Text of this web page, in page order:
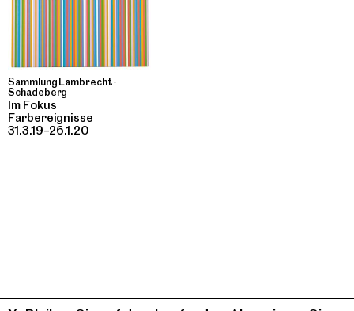
Sammlung Lambrecht-
Schadeberg
Im Fokus
Farbereignisse
31.3.19–26.1.20